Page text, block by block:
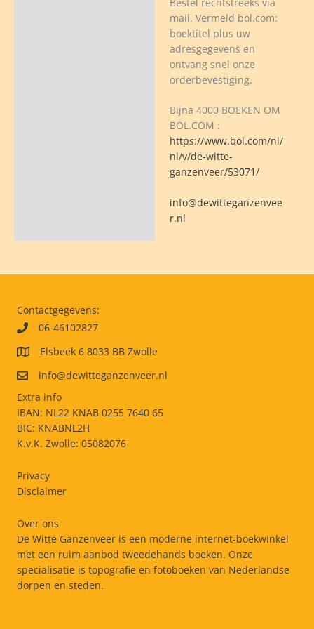
mail. Vermeld bol.com:
boektitel plus uw
adresgegevens en
ontvang snel onze
orderbevestiging.
Bijna 4000 BOEKEN OM
BOL.COM :
https://www.bol.com/nl/
nl/v/de-witte-
ganzenveer/53071/
info@dewitteganzenvee
r.nl
Contactgegevens:
06-46102827
Elsbeek 6 8033 BB Zwolle
info@dewitteganzenveer.nl
Extra info
IBAN: NL22 KNAB 0255 7640 65
BIC: KNABNL2H
K.v.K. Zwolle: 05082076
Privacy
Disclaimer
Over ons
De Witte Ganzenveer is een moderne internet-boekwinkel
met een ruim aanbod tweedehands boeken. Onze
specialisatie is topografie en fotoboeken van Nederlandse
dorpen en steden.